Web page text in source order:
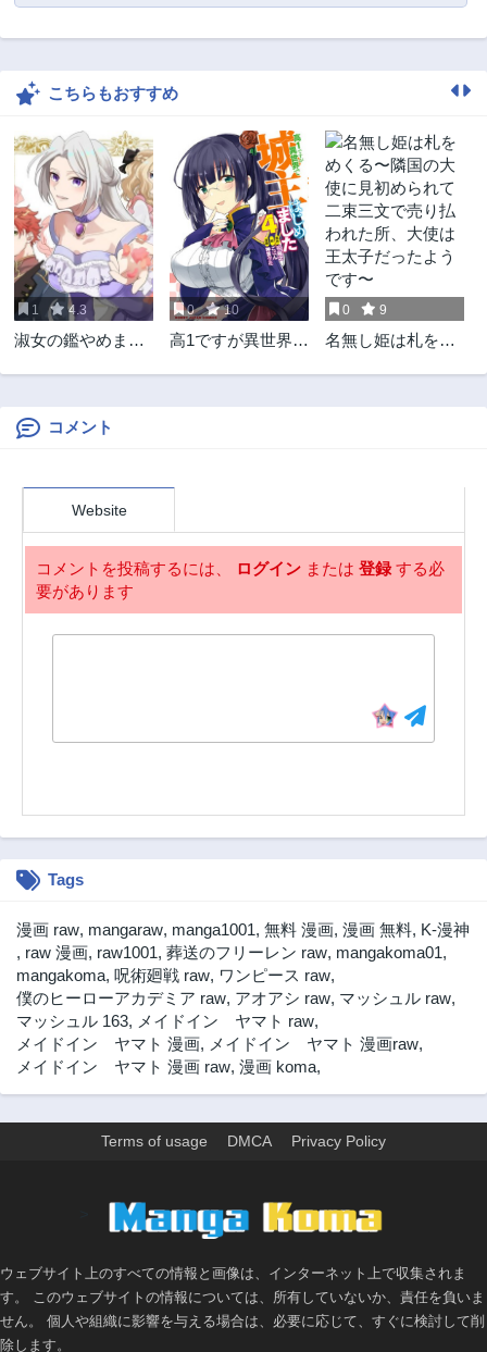
こちらもおすすめ
1 4.3
淑女の鑑やめまし
ままな妹に振り回
されないよう性格
0 10
高1ですが異世界で
0 9
名無し姫は札をめ
束三文で売り払わ
コメント
Website
コメントを投稿するには、 ログイン または 登録する必
要があります
Tags
漫画 raw, mangaraw, manga1001, 無料 漫画, 漫画 無料, K-漫神
, raw 漫画, raw1001, 葬送のフリーレン raw, mangakoma01,
mangakoma, 呪術廻戦 raw, ワンピース raw,
僕のヒーローアカデミア raw, アオアシ raw, マッシュル raw,
マッシュル 163, メイドイン ヤマト raw,
メイドイン ヤマト 漫画, メイドイン ヤマト 漫画raw,
メイドイン ヤマト 漫画 raw, 漫画 koma,
Terms of usage DMCA Privacy Policy
ウェブサイト上のすべての情報と画像は、インターネット上で収集されま
す。 このウェブサイトの情報については、所有していないか、責任を負いま
せん。 個人や組織に影響を与える場合は、必要に応じて、すぐに検討して削
除します。